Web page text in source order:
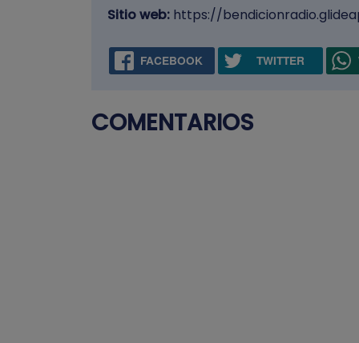
Sitio web: https://
FACEBOOK TWITTER
COMENTARIOS